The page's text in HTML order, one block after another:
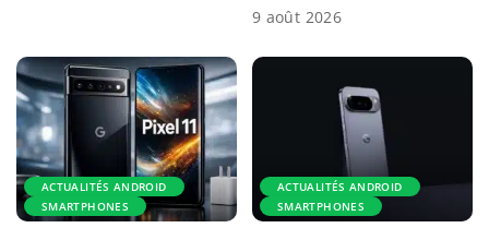
9 août 2026
ACTUALITÉS ANDROID
SMARTPHONES
ACTUALITÉS ANDROID
SMARTPHONES